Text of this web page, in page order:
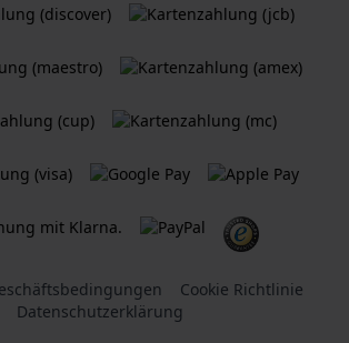
Cookie Richtlinie
Datenschutzerklärung